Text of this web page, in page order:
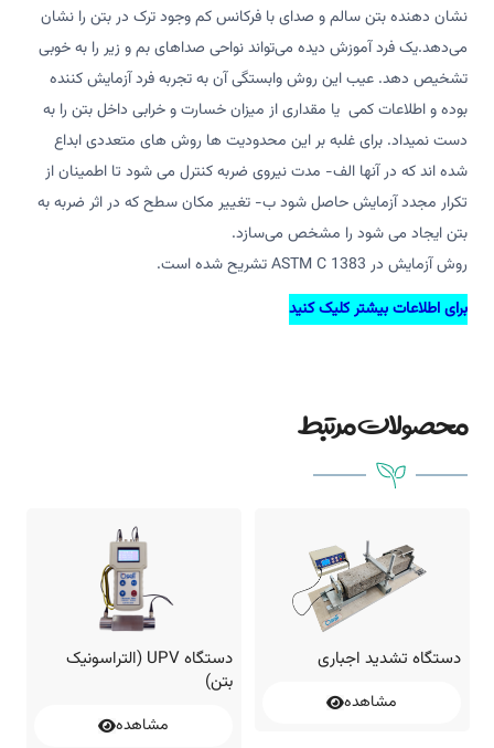
نشان دهنده بتن سالم و صدای با فرکانس کم وجود ترک در بتن را نشان
می‌دهد.یک فرد آموزش دیده می‌تواند نواحی صداهای بم و زیر را به خوبی
تشخیص دهد. عیب این روش وابستگی آن به تجربه فرد آزمایش کننده
بوده و اطلاعات کمی یا مقداری از میزان خسارت و خرابی داخل بتن را به
دست نمیداد. برای غلبه بر این محدودیت ها روش های متعددی ابداع
شده اند که در آنها الف- مدت نیروی ضربه کنترل می شود تا اطمینان از
تکرار مجدد آزمایش حاصل شود ب- تغییر مکان سطح که در اثر ضربه به
بتن ایجاد می شود را مشخص می‌سازد.
روش آزمایش در ASTM C 1383 تشریح شده است.
برای اطلاعات بیشترکلیک کنید
محصولات مرتبط
دستگاه UPV (التراسونیک
بتن)
مشاهده
دستگاه تشدید اجباری
مشاهده